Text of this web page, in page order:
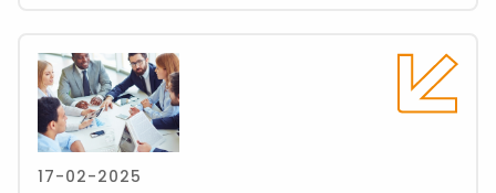
17-02-2025
Lees
meer
over
CAO
mbo-
gesprekken